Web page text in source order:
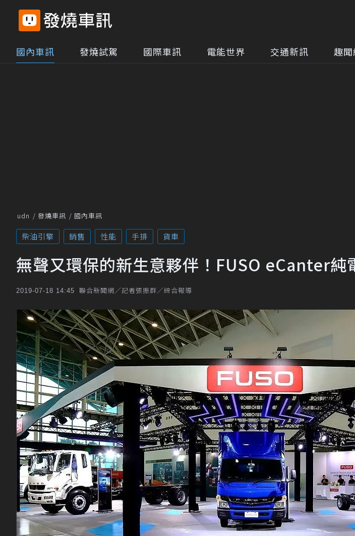
國內車訊 發燒試駕 國際車訊 電能世界 交通新訊 趣
udn 發燒車訊 國內車訊
柴油引擎 銷售 性能 手排 貨車
無聲又環保的新生意夥伴！FUSO eCanter純
2019-07-18 14:45 聯合新聞網／記者張振群／綜合報導